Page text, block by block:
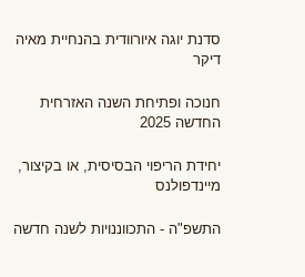
סדנת יוגה איורוודית בהנחיית מאיה
דיקר
חנוכה ופתיחת השנה האזרחית
החדשה 2025
יחידת הריפוי הבסיסית, או בקיצור,
מיינדפולנס
התשפ"ה - התכווננויות לשנה חדשה